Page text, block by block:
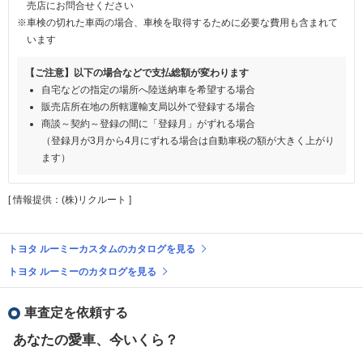
売店にお問合せください
※車検の切れた車両の場合、車検を取得するために必要な費用も含まれて
います
【ご注意】以下の場合などで支払総額が変わります
自宅などの指定の場所へ陸送納車を希望する場合
販売店所在地の所轄運輸支局以外で登録する場合
商談～契約～登録の間に「登録月」がずれる場合
（登録月が3月から4月にずれる場合は自動車税の額が大きく上がり
ます）
[ 情報提供：(株)リクルート ]
トヨタ ルーミーカスタムのカタログを見る
トヨタ ルーミーのカタログを見る
車査定を依頼する
あなたの愛車、今いくら？